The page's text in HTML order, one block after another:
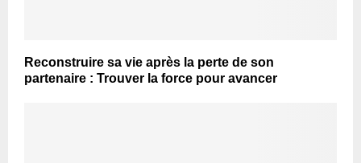
Reconstruire sa vie après la perte de son
partenaire : Trouver la force pour avancer